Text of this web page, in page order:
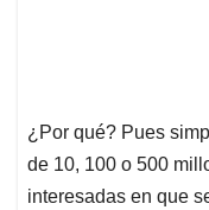
¿Por qué? Pues
de 10, 100 o 500
interesadas en que